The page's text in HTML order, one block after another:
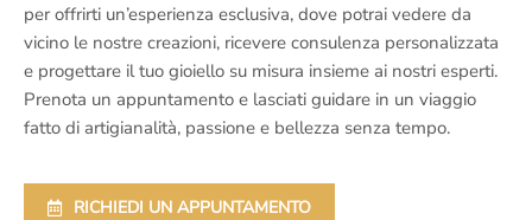
per offrirti un’esperienza esclusiva, dove potrai vedere da
vicino le nostre creazioni, ricevere consulenza personalizzata
e progettare il tuo gioiello su misura insieme ai nostri esperti.
Prenota un appuntamento e lasciati guidare in un viaggio
fatto di artigianalità, passione e bellezza senza tempo.
RICHIEDI UN APPUNTAMENTO